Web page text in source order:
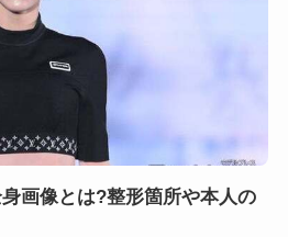
画像とは?整形箇所や本人の